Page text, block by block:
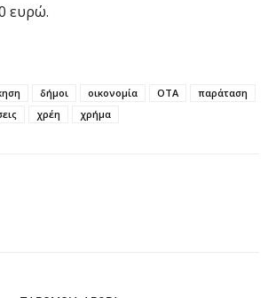
ευρώ.
δήμοι οικονομία ΟΤΑ
παράταση
χρέη χρήμα